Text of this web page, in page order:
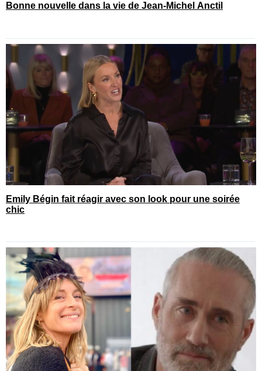
Bonne nouvelle dans la vie de Jean-Michel Anctil
Emily Bégin fait réagir avec son look pour une soirée
chic